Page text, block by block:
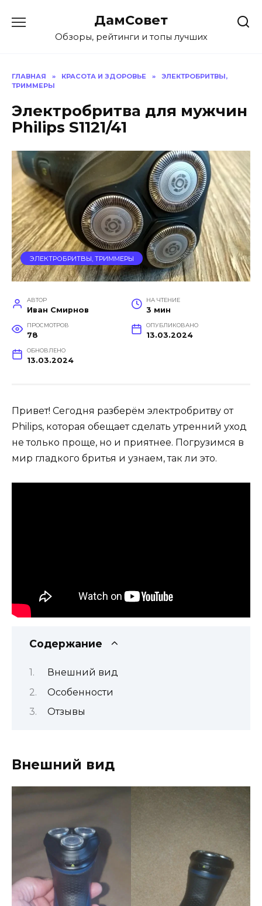
содержанию
ДамСовет
Обзоры, рейтинги и топы лучших
ГЛАВНАЯ » КРАСОТА И ЗДОРОВЬЕ »
ЭЛЕКТРОБРИТВЫ,
ТРИММЕРЫ
Электробритва для мужчин
Philips S1121/41
ЭЛЕКТРОБРИТВЫ, ТРИММЕРЫ
АВТОР
Иван Смирнов
НА ЧТЕНИЕ
3 мин
ПРОСМОТРОВ
78
ОПУБЛИКОВАНО
13.03.2024
ОБНОВЛЕНО
13.03.2024
Привет! Сегодня разберём электробритву от
Philips, которая обещает сделать утренний уход
не только проще, но и приятнее. Погрузимся в
мир гладкого бритья и узнаем, так ли это.
Содержание
Внешний вид
Особенности
Отзывы
Внешний вид